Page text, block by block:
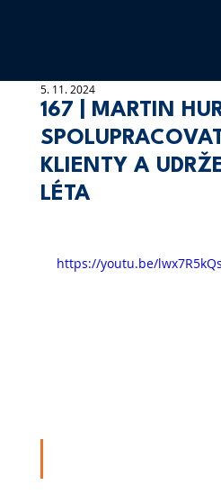
167 | MARTIN
KLIENTY A
LÉTA
5. 11. 2024
https://youtu.be/